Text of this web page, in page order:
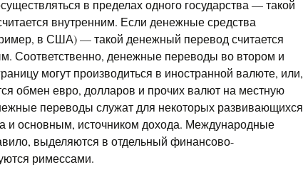
в пределах одного государства — такой
внутренним. Если денежные средства
в США) — такой денежный перевод считается
Соответственно, денежные переводы во втором и
могут производиться в иностранной валюте, или,
обмен евро, долларов и прочих валют на местную
переводы служат для некоторых развивающихся
и основным, источником дохода. Международные
выделяются в отдельный финансово-
римессами.